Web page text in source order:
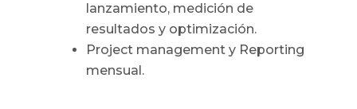
lanzamiento, medición de
resultados y optimización.
Project management y Reporting
mensual.